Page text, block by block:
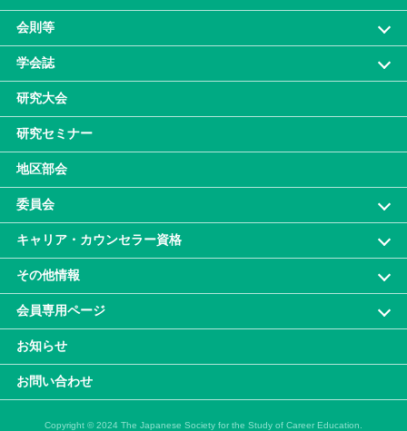
会則等
学会誌
研究大会
研究セミナー
地区部会
委員会
キャリア・カウンセラー資格
その他情報
会員専⽤ページ
お知らせ
お問い合わせ
Copyright © 2024 The Japanese Society for the Study of Career Education.